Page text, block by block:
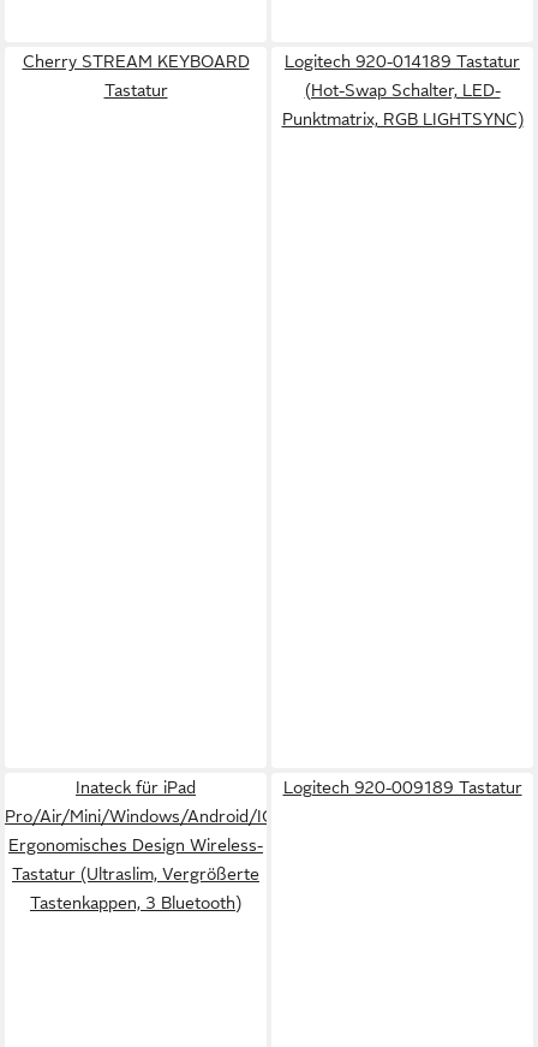
Cherry STREAM KEYBOARD
Tastatur
Logitech 920-014189 Tastatur
(Hot-Swap Schalter, LED-
Punktmatrix, RGB LIGHTSYNC)
Inateck für iPad
Pro/Air/Mini/Windows/Android/IOS,
Ergonomisches Design Wireless-
Tastatur (Ultraslim, Vergrößerte
Tastenkappen, 3 Bluetooth)
Logitech 920-009189 Tastatur